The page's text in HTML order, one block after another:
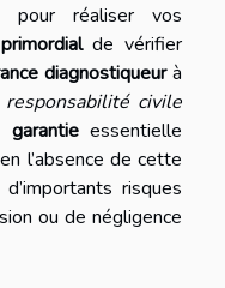
réaliser vos
primordialde vérifier
diagnostiqueurà
responsabilité civile
garantieessentielle
l’absence de cette
risques
ou de négligence